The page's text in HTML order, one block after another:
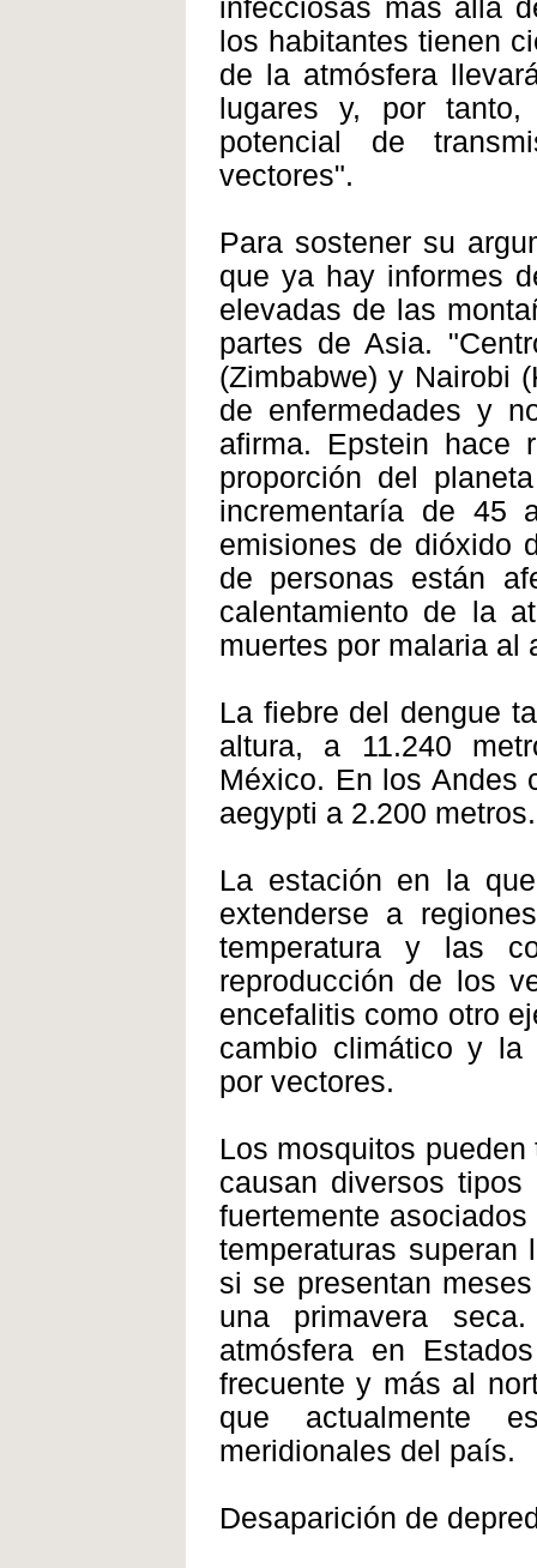
infecciosas más allá
los habitantes tienen
de la atmósfera
lugares y, por
potencial de
vectores".
Para sostener su
que ya hay informes
elevadas de las
partes de Asia.
(Zimbabwe) y Nairobi
de enfermedades y
afirma. Epstein hace
proporción del
incrementaría de 45
emisiones de dióxido
de personas están
calentamiento de la
muertes por malaria al
La fiebre del dengue
altura, a 11.240
México. En los Andes
aegypti a 2.200 metros.
La estación en la
extenderse a
temperatura y las
reproducción de los
encefalitis como otro
cambio climático y la
por vectores.
Los mosquitos
causan diversos
fuertemente
temperaturas superan
si se presentan
una primavera
atmósfera en
frecuente y más al
que actualmente
meridionales del país.
Desaparición de